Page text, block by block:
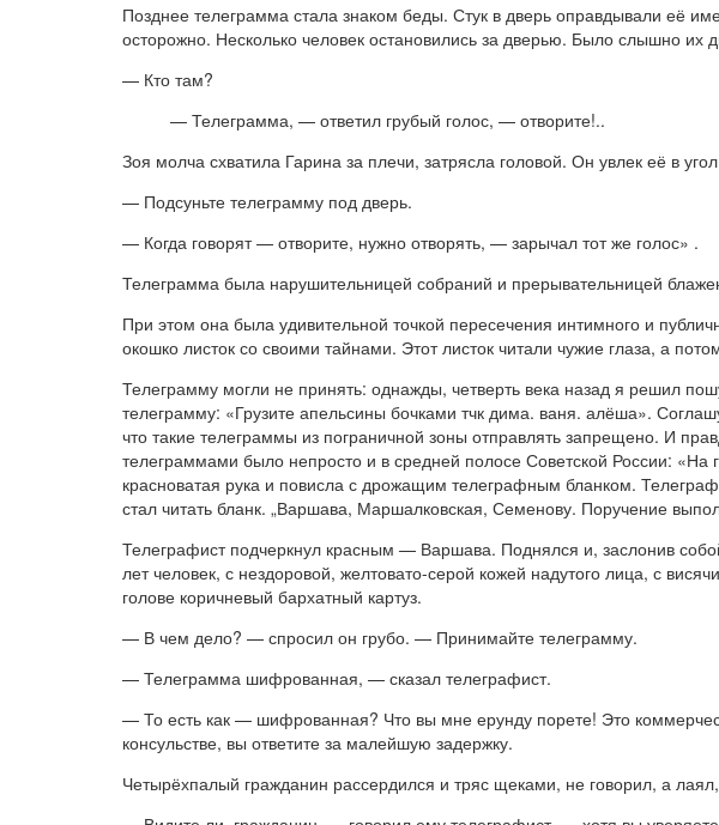
Позднее телеграмма стала знаком беды. Стук в дверь оправдывали её
осторожно. Несколько человек остановились за дверью. Было слышно их
— Кто там?
— Телеграмма, — ответил грубый голос, — отворите!..
Зоя молча схватила Гарина за плечи, затрясла головой. Он увлек её в
— Подсуньте телеграмму под дверь.
— Когда говорят — отворите, нужно отворять, — зарычал тот же голос» .
Телеграмма была нарушительницей собраний и прерывательницей
При этом она была удивительной точкой пересечения интимного и
окошко листок со своими тайнами. Этот листок читали чужие глаза, а
Телеграмму могли не принять: однажды, четверть века назад я решил
телеграмму: «Грузите апельсины бочками тчк дима. ваня. алёша».
что такие телеграммы из пограничной зоны отправлять запрещено. И
телеграммами было непросто и в средней полосе Советской России:
красноватая рука и повисла с дрожащим телеграфным бланком.
стал читать бланк. „Варшава, Маршалковская, Семенову. Поручение
Телеграфист подчеркнул красным — Варшава. Поднялся и, заслонив
лет человек, с нездоровой, желтовато-серой кожей надутого лица, с
голове коричневый бархатный картуз.
— В чем дело? — спросил он грубо. — Принимайте телеграмму.
— Телеграмма шифрованная, — сказал телеграфист.
— То есть как — шифрованная? Что вы мне ерунду порете! Это
консульстве, вы ответите за малейшую задержку.
Четырёхпалый гражданин рассердился и тряс щеками, не говорил, а